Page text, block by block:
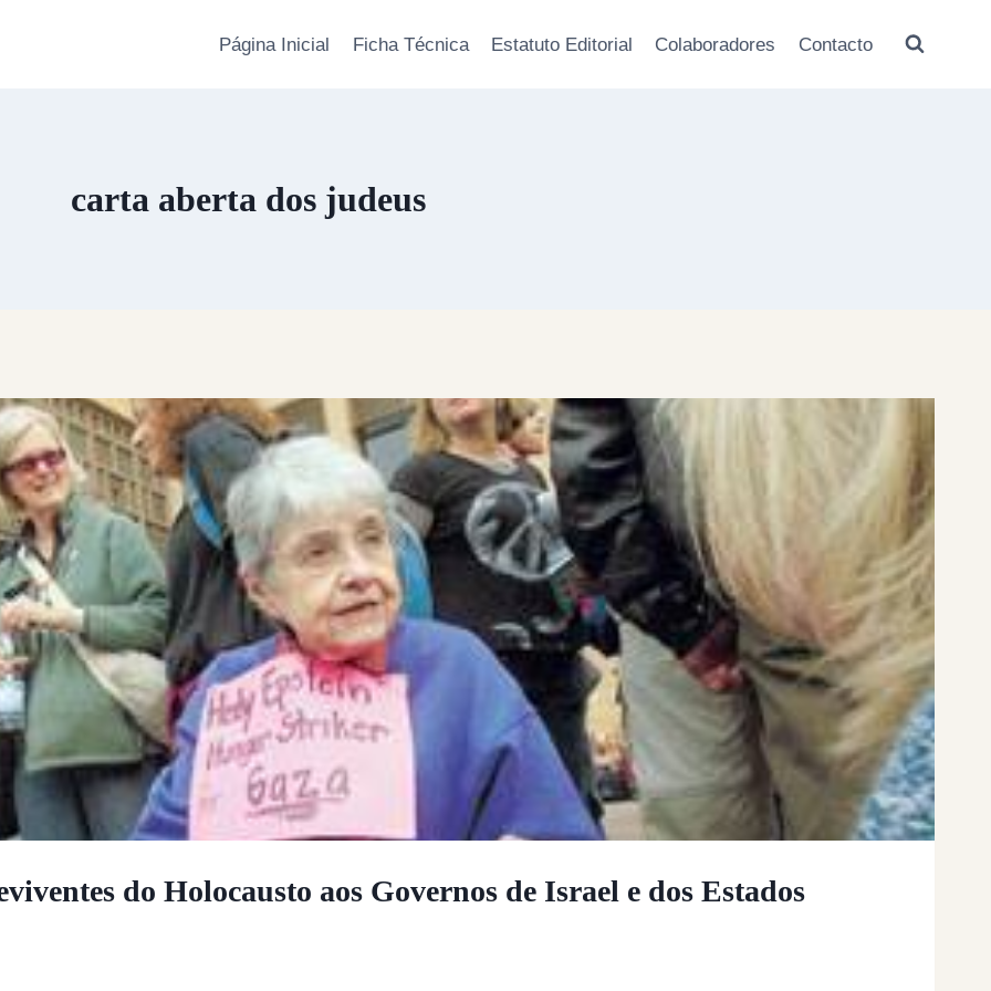
Página Inicial Ficha Técnica Estatuto Editorial Colaboradores Contacto
carta aberta dos judeus
do Holocausto aos Governos de Israel e dos Estados